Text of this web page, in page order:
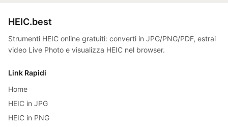
HEIC.best
Strumenti HEIC online gratuiti: converti in JPG/PNG/PDF, estrai
video Live Photo e visualizza HEIC nel browser.
Link Rapidi
Home
HEIC in JPG
HEIC in PNG